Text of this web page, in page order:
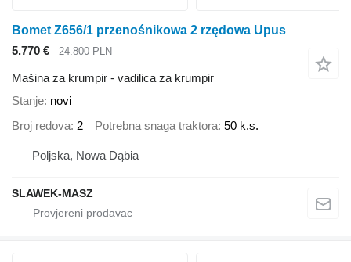
Bomet Z656/1 przenośnikowa 2 rzędowa Upus
5.770 €
24.800 PLN
Mašina za krumpir - vadilica za krumpir
Stanje novi
Broj redova 2 Potrebna snaga traktora 50 k.s.
Poljska, Nowa Dąbia
SLAWEK-MASZ